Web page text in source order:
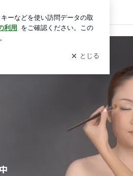
イダル/花嫁和装/結婚式参列/音